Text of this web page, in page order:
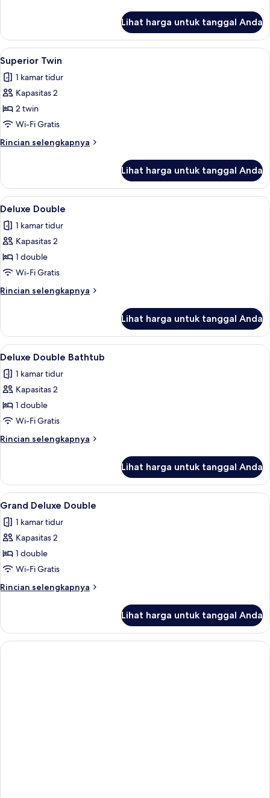
Superior
King
Room
Lihat harga untuk tanggal Anda
Lihat
semua
foto
untuk
Superior
Twin
Superior Twin | Brankas, meja kerja,
1
Superior Twin
1 kamar tidur
Kapasitas 2
2 twin
Wi-Fi Gratis
Rincian selengkapnya
Rincian
Superior
Twin
Lihat harga untuk tanggal Anda
Lihat
semua
foto
untuk
Deluxe
Double
Brankas, meja kerja, tirai kedap
1
Deluxe Double
1 kamar tidur
Kapasitas 2
1 double
Wi-Fi Gratis
Rincian selengkapnya
Rincian
Deluxe
Double
Lihat harga untuk tanggal Anda
Lihat
semua
foto
untuk
Deluxe
Double
Bathtub
Deluxe Double Bathtub | Brankas,
2
Deluxe Double Bathtub
1 kamar tidur
Kapasitas 2
1 double
Wi-Fi Gratis
Rincian selengkapnya
Rincian
Deluxe
Double
Bathtub
Lihat harga untuk tanggal Anda
Lihat
semua
foto
untuk
Grand
Deluxe
Double
Grand Deluxe Double | Brankas,
1
Grand Deluxe Double
1 kamar tidur
Kapasitas 2
1 double
Wi-Fi Gratis
Rincian selengkapnya
Rincian
Grand
Deluxe
Double
Lihat harga untuk tanggal Anda